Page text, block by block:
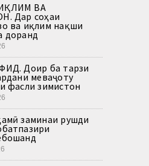
ВА
Дар соҳаи
ва иқлим нақши
доранд
Доир ба тарзи
меваҷоту
фасли зимистон
заминаи рушди